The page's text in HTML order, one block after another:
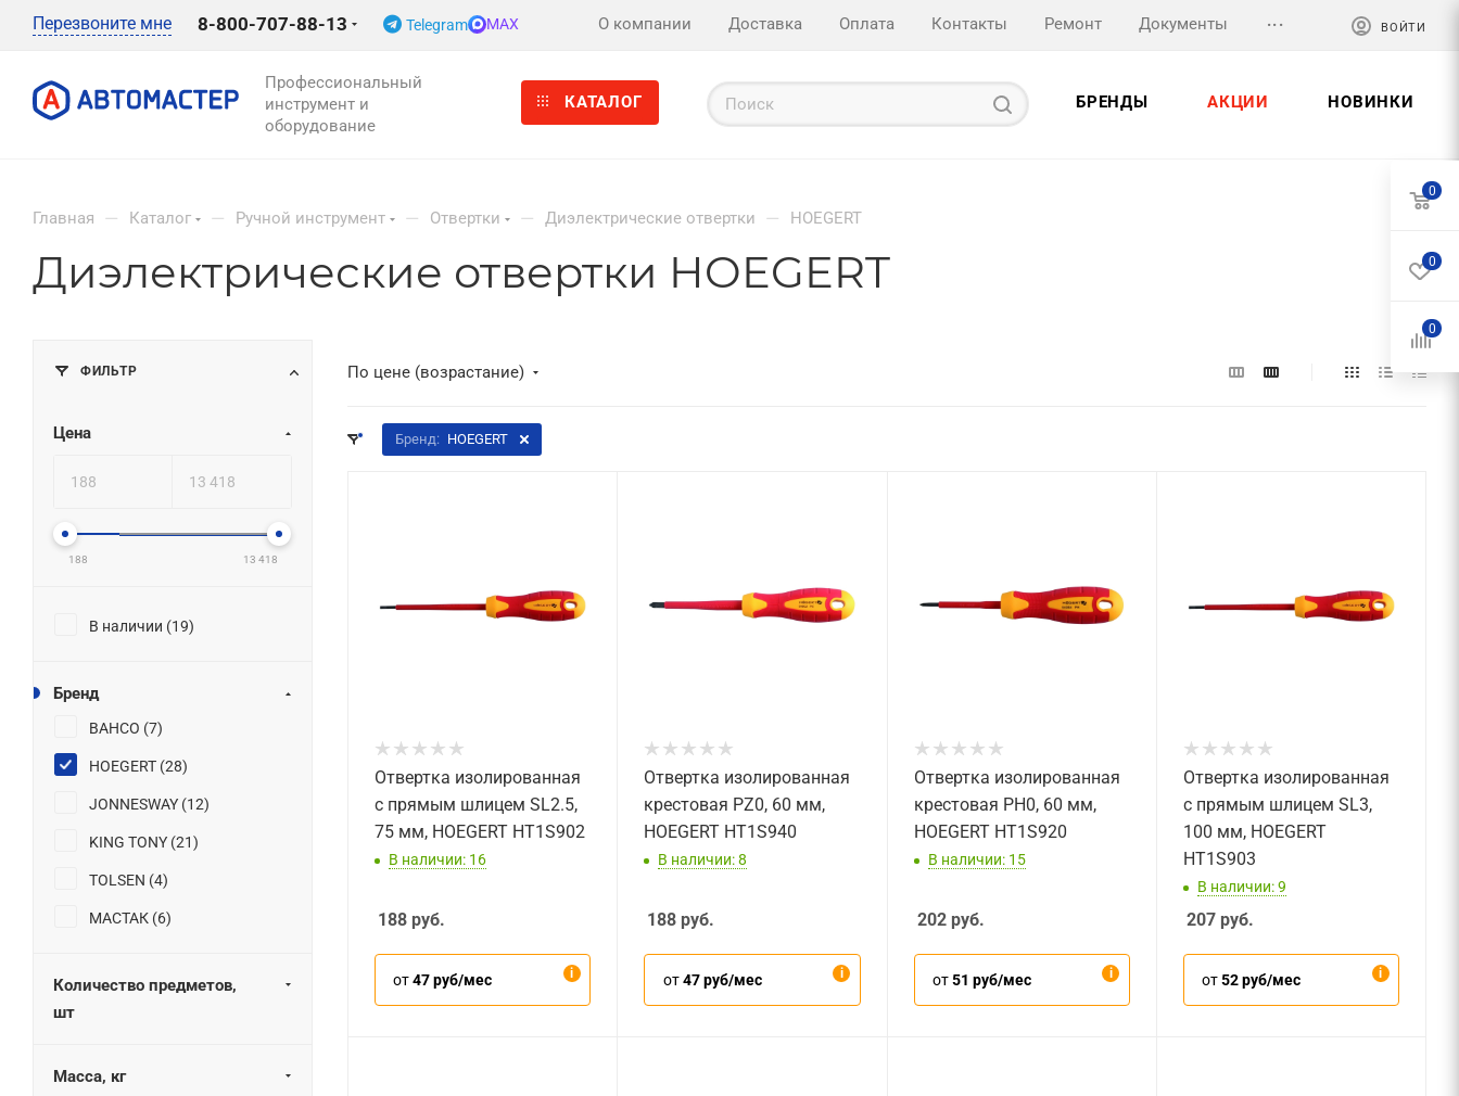
Перезвоните мне 8-800-707-88-13 Telegram MAX О компании Доставка Оплата Контакты Ремонт Документы ... ВОЙТИ
Профессиональный
инструмент и
оборудование
КАТАЛОГ БРЕНДЫ АКЦИИ НОВИНКИ
Главная — Каталог — Ручной инструмент — Отвертки — Диэлектрические отвертки — HOEGERT
Диэлектрические отвертки HOEGERT
По цене (возрастание)
Бренд: HOEGERT
Отвертка изолированная
с прямым шлицем SL2.5,
75 мм, HOEGERT HT1S902
В наличии: 16
188 руб.
от47 руб/мес
Отвертка изолированная
крестовая PZ0, 60 мм,
HOEGERT HT1S940
В наличии: 8
188 руб.
от47 руб/мес
Отвертка изолированная
крестовая PH0, 60 мм,
HOEGERT HT1S920
В наличии: 15
202руб.
от51 руб/мес
Отвертка изолированная
с прямым шлицем SL3,
100 мм, HOEGERT
HT1S903
В наличии: 9
207руб.
от52 руб/мес
ФИЛЬТР
Цена
188 13 418
В наличии (19)
Бренд
BAHCO (7)
HOEGERT (28)
JONNESWAY (12)
KING TONY (21)
TOLSEN (4)
МАСТАК (6)
Количество предметов,
шт
Масса, кг
0
0
0